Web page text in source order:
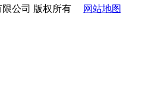
限公司 版权所有 网站地图